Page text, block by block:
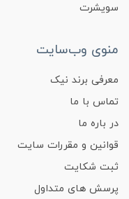
سویشرت
منوی وب‌سایت
معرفی برند نیک
تماس با ما
در باره ما
قوانین و مقررات سایت
ثبت شکایت
پرسش های متداول